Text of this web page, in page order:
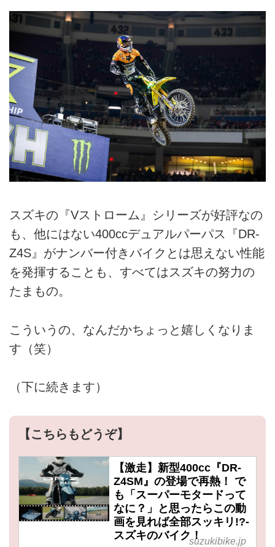
スズキの『Vストローム』シリーズが好評なの
も、他にはない400ccデュアルパーパス『DR-
Z4S』がナンバー付きバイクとは思えない性能
を発揮することも、すべてはスズキの努力の
たまもの。
こういうの、なんだかちょっと嬉しくなりま
す（笑）
（下に続きます）
【こちらもどうぞ】
【激走】新型400cc『DR-
Z4SM』の登場で再熱！ で
も「スーパーモタードって
なに？」と思ったらこの動
画を見れば全部スッキリ!?-
スズキのバイク！suzukibike.jp